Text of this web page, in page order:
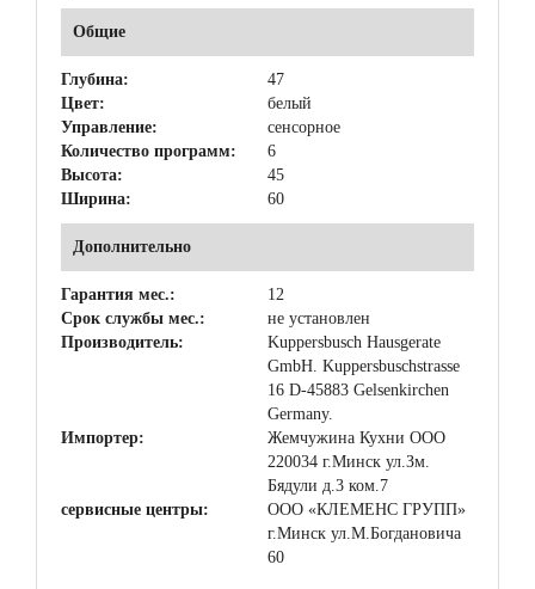
Общие
Глубина:
47
Цвет:
белый
Управление:
сенсорное
Количество программ:
6
Высота:
45
Ширина:
60
Дополнительно
Гарантия мес.:
12
Срок службы мес.:
не установлен
Производитель:
Kuppersbusch Hausgerate
GmbH. Kuppersbuschstrasse
16 D-45883 Gelsenkirchen
Germany.
Импортер:
Жемчужина Кухни ООО
220034 г.Минск ул.Зм.
Бядули д.3 ком.7
сервисные центры:
ООО «КЛЕМЕНС ГРУПП»
г.Минск ул.М.Богдановича
60